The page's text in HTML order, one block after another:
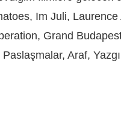
Im Juli, Laurence
Grand
Araf,